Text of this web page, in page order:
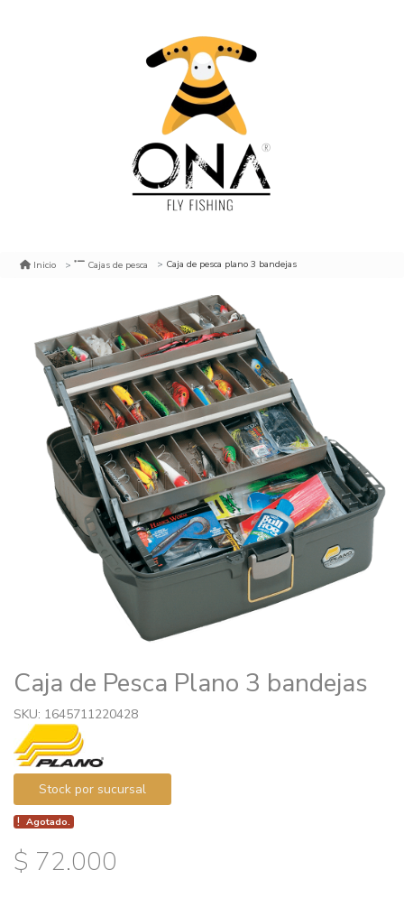
Inicio Cajas de pesca Caja de pesca plano 3 bandejas
Caja de Pesca Plano 3 bandejas
SKU: 1645711220428
Stock por sucursal
Agotado.
$ 72.000